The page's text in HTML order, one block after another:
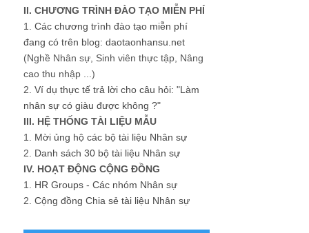
II. CHƯƠNG TRÌNH ĐÀO TẠO MIỄN PHÍ
1. Các chương trình đào tạo miễn phí
đang có trên blog: daotaonhansu.net
(Nghề Nhân sự, Sinh viên thực tập, Nâng
cao thu nhập ...)
2. Ví dụ thực tế trả lời cho câu hỏi: "Làm
nhân sự có giàu được không ?"
III. HỆ THỐNG TÀI LIỆU MẪU
1. Mời ủng hộ các bộ tài liệu Nhân sự
2. Danh sách 30 bộ tài liệu Nhân sự
IV. HOẠT ĐỘNG CỘNG ĐỒNG
1. HR Groups - Các nhóm Nhân sự
2. Cộng đồng Chia sẻ tài liệu Nhân sự